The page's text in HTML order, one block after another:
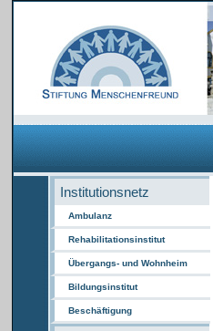
Institutionsnetz
Ambulanz
Rehabilitationsinstitut
Übergangs- und Wohnheim
Bildungsinstitut
Beschäftigung